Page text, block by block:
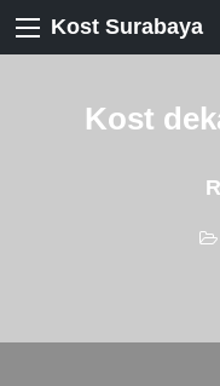
Kost Surabaya
Kost